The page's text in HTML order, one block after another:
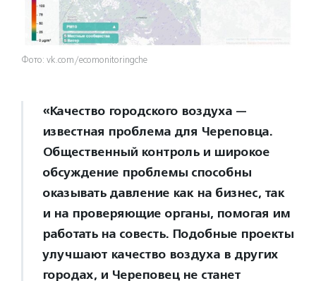
Фото: vk.com/ecomonitoringche
«Качество городского воздуха —
известная проблема для Череповца.
Общественный контроль и широкое
обсуждение проблемы способны
оказывать давление как на бизнес, так
и на проверяющие органы, помогая им
работать на совесть. Подобные проекты
улучшают качество воздуха в других
городах, и Череповец не станет